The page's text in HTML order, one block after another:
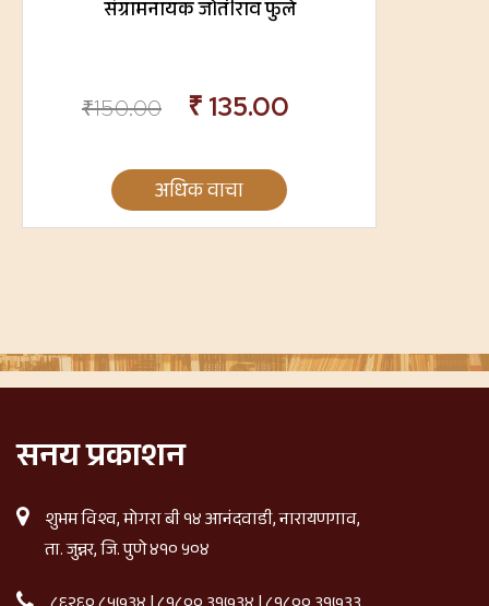
संग्रामनायक जोतीराव फुले
₹150.00 ₹ 135.00
अधिक वाचा
सनय प्रकाशन
शुभम विश्व, मोगरा बी १४ आनंदवाडी, नारायणगाव,
ता. जुन्नर, जि. पुणे ४१० ५०४